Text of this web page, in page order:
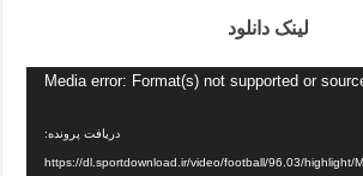
لینک دانلود
Media error: Format(s) not supported or
دریافت پرونده:
https://dl.sportdownload.ir/video/football/96.03/highlight/